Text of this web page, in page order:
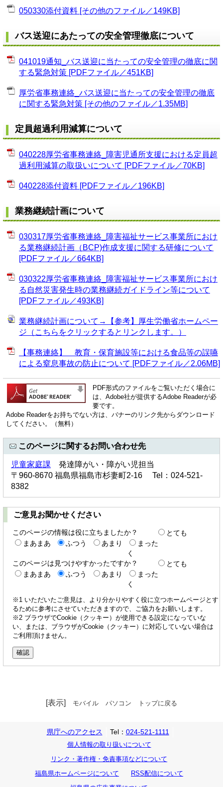
050330添付資料 [その他のファイル／149KB]
バス送迎にあたっての安全管理徹底について
041019通知_バス送迎に当たっての安全管理の徹底に関
する緊急対策 [PDFファイル／451KB]
厚労省事務連絡_バス送迎に当たっての安全管理の徹底
に関する緊急対策 [その他のファイル／1.35MB]
定員超過利用減算について
040228厚労省事務連絡_障害児通所支援における定員超
過利用減算の取扱いについて [PDFファイル／70KB]
040228添付資料 [PDFファイル／196KB]
業務継続計画について
030317厚労省事務連絡_障害福祉サービス事業所におけ
る業務継続計画（BCP)作成支援に関する研修について
[PDFファイル／664KB]
030322厚労省事務連絡_障害福祉サービス事業所におけ
る自然災害発生時の業務継続ガイドライン等について
[PDFファイル／493KB]
業務継続計画について→【参考】厚生労働省ホームペー
ジ（こちらをクリックするとリンクします。）
【事務連絡】 教育・保育施設等における食品等の誤嚥
による窒息事故の防止について [PDFファイル／2.06MB]
PDF形式のファイルをご覧いただく場合に
は、Adobe社が提供するAdobe Readerが必
要です。
Adobe Readerをお持ちでない方は、バナーのリンク先からダウンロード
してください。（無料）
このページに関するお問い合わせ先
児童家庭課 発達障がい・障がい児担当
〒960-8670 福島県福島市杉妻町2-16 Tel：024-521-
8382
ご意見お聞かせください
このページの情報は役に立ちましたか？
とても
まあまあ
ふつう あまり
まった
く
このページは見つけやすかったですか？
とても
まあまあ
ふつう あまり
まった
く
※1 いただいたご意見は、より分かりやすく役に立つホームページとす
るために参考にさせていただきますので、ご協力をお願いします。
※2 ブラウザでCookie（クッキー）が使用できる設定になっていな
い、または、ブラウザがCookie（クッキー）に対応していない場合は
ご利用頂けません。
[表示] モバイル パソコン トップに戻る
県庁へのアクセス Tel： 024-521-1111
個人情報の取り扱いについて
リンク・著作権・免責事項などについて
福島県ホームページについて
RSS配信について